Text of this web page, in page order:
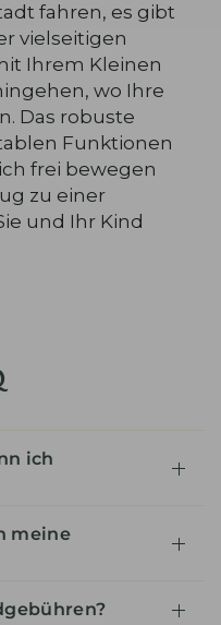
fahren, es gibt
vielseitigen
Ihrem Kleinen
wo Ihre
Das robuste
Funktionen
frei bewegen
zu einer
und Ihr Kind
ich
meine